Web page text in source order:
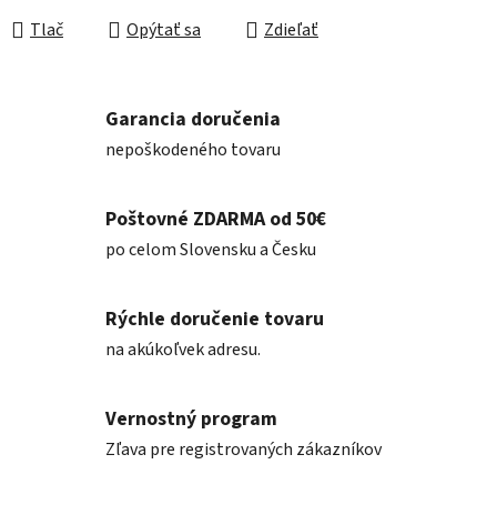
Tlač Opýtať sa Zdieľať
Garancia doručenia
nepoškodeného tovaru
Poštovné ZDARMA od 50€
po celom Slovensku a Česku
Rýchle doručenie tovaru
na akúkoľvek adresu.
Vernostný program
Zľava pre registrovaných zákazníkov